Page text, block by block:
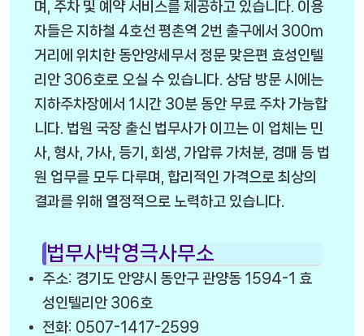
며, 주차 및 예약 서비스를 제공하고 있습니다. 이용
자들은 지하철 4호선 평촌역 2번 출구에서 300m
거리에 위치한 동안양세무서 정문 맞은편 효성인텔
리안 306호로 오실 수 있습니다. 상담 방문 시에는
지하주차장에서 1시간 30분 동안 무료 주차 가능합
니다. 법원 국장 출신 법무사가 이끄는 이 업체는 민
사, 형사, 가사, 등기, 회생, 가압류 가처분, 경매 등 법
원 업무를 모두 다루며, 합리적인 가격으로 최상의
결과를 위해 열정적으로 노력하고 있습니다.
법무사박영극사무소
주소: 경기도 안양시 동안구 관양동 1594-1 효
성인텔리안 306호
전화: 0507-1417-2599